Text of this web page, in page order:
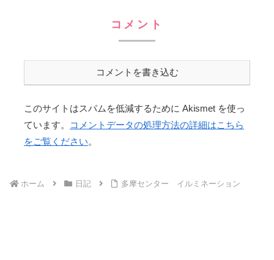
コメント
コメントを書き込む
このサイトはスパムを低減するために Akismet を使っ
ています。
コメントデータの処理方法の詳細はこちら
をご覧ください。
ホーム 日記 多摩センター イルミネーション